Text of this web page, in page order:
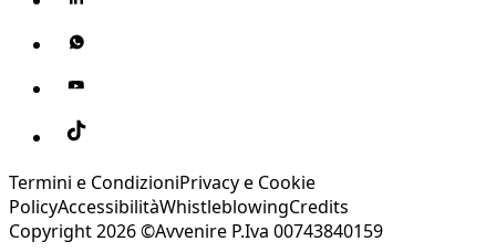
Termini e CondizioniPrivacy e Cookie
PolicyAccessibilitàWhistleblowingCredits
Copyright 2026 ©Avvenire P.Iva 00743840159